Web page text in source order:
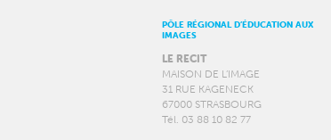
PÔLE RÉGIONAL D’ÉDUCATION AUX
IMAGES
LE RECIT
MAISON DE L’IMAGE
31 RUE KAGENECK
67000 STRASBOURG
Tél. 03 88 10 82 77